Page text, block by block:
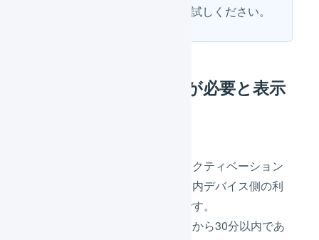
た場合、再度新規登録をお試しください。
アクティベーションが必要と表示
庫内デバイスの一覧画面に「アクティベーション
が必要」と表示された場合、庫内デバイス側の利
用設定が完了していない状態です。
アクセストークンが生成されてから30分以内であ